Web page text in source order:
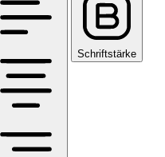
Schriftstärke